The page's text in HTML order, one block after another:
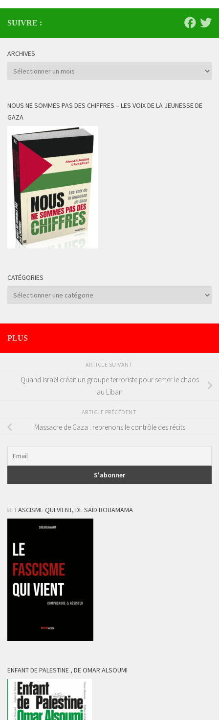
SUIVRE :
ARCHIVES
Archives
NOUS NE SOMMES PAS DES CHIFFRES – LES VOIX DE LA JEUNESSE DE
GAZA
CATÉGORIES
Catégories
PLUS
ARTICLE SUIVANT
Quand Israël créait un groupe terroriste pour semer le chaos
au Liban
ARTICLE PRÉCÉDENT
Massacre de Gaza : reprenons le contrôle des récits
LE FASCISME QUI VIENT, DE SAÏD BOUAMAMA
ENFANT DE PALESTINE , DE OMAR ALSOUMI